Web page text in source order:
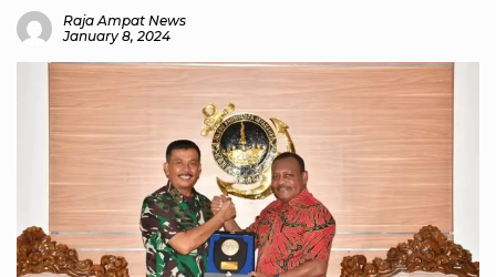
Raja Ampat News
January 8, 2024